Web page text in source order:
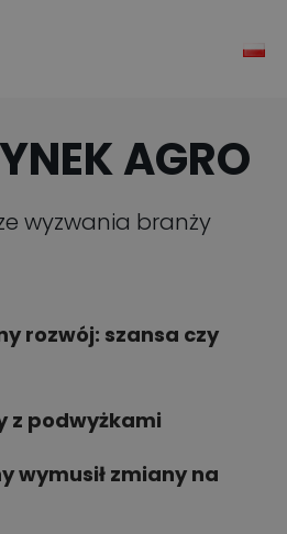
AGRO
wyzwania branży
rozwój: szansa czy
z podwyżkami
wymusił zmiany na